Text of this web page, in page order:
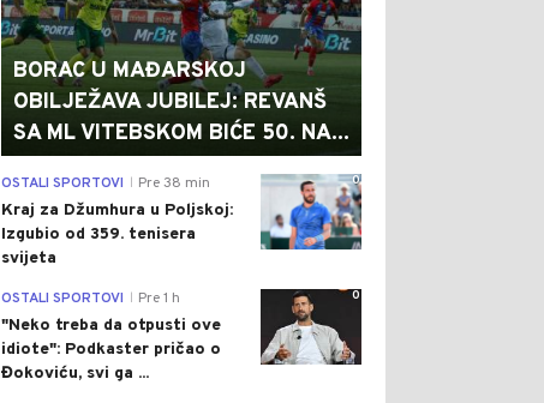
BORAC U MAĐARSKOJ
OBILJEŽAVA JUBILEJ: REVANŠ
SA ML VITEBSKOM BIĆE 50. NA...
0
OSTALI SPORTOVI Pre 38 min
Kraj za Džumhura u Poljskoj:
Izgubio od 359. tenisera
svijeta
0
OSTALI SPORTOVI Pre 1 h
"Neko treba da otpusti ove
idiote": Podkaster pričao o
Đokoviću, svi ga ...